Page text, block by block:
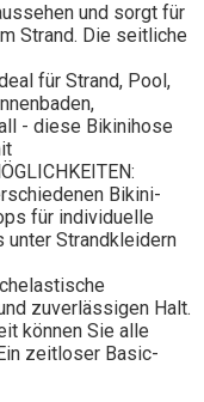
und sorgt für
Strand. Die seitliche
für Strand, Pool,
- diese Bikinihose
Bikini-
für individuelle
unter Strandkleidern
zuverlässigen Halt.
können Sie alle
zeitloser Basic-